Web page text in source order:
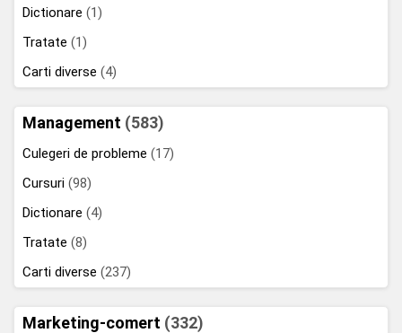
Dictionare (1)
Tratate (1)
Carti diverse (4)
Management (583)
Culegeri de probleme (17)
Cursuri (98)
Dictionare (4)
Tratate (8)
Carti diverse (237)
Marketing-comert (332)